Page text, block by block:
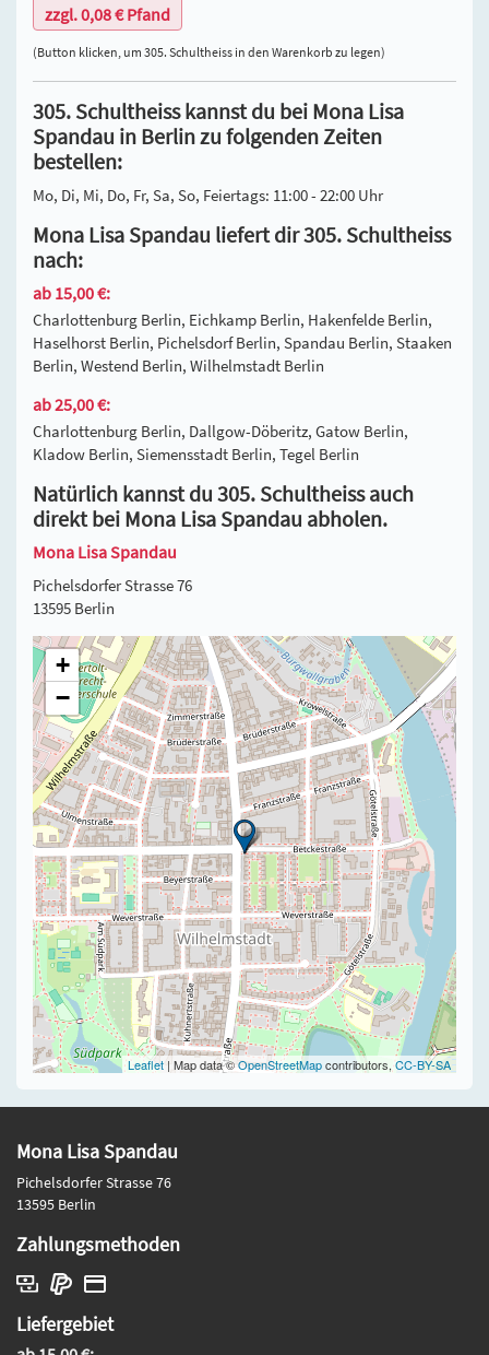
zzgl. 0,08 € Pfand
(Button klicken, um 305. Schultheiss in den Warenkorb zu legen)
305. Schultheiss kannst du bei Mona Lisa
Spandau in Berlin zu folgenden Zeiten
bestellen:
Mo, Di, Mi, Do, Fr, Sa, So, Feiertags: 11:00 - 22:00 Uhr
Mona Lisa Spandau liefert dir 305. Schultheiss
nach:
ab 15,00 €:
Charlottenburg Berlin, Eichkamp Berlin, Hakenfelde Berlin,
Haselhorst Berlin, Pichelsdorf Berlin, Spandau Berlin, Staaken
Berlin, Westend Berlin, Wilhelmstadt Berlin
ab 25,00 €:
Charlottenburg Berlin, Dallgow-Döberitz, Gatow Berlin,
Kladow Berlin, Siemensstadt Berlin, Tegel Berlin
Natürlich kannst du 305. Schultheiss auch
direkt bei Mona Lisa Spandau abholen.
Mona Lisa Spandau
Pichelsdorfer Strasse 76
13595 Berlin
+
−
Leaflet | Map data ©OpenStreetMapcontributors,CC-BY-SA
Mona Lisa Spandau
Pichelsdorfer Strasse 76
13595 Berlin
Zahlungsmethoden
Liefergebiet